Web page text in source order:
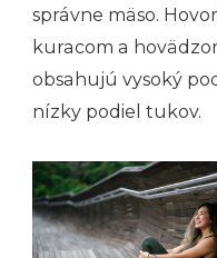
správne mäso.
kuracom a
obsahujú vysoký
nízky podiel tukov.